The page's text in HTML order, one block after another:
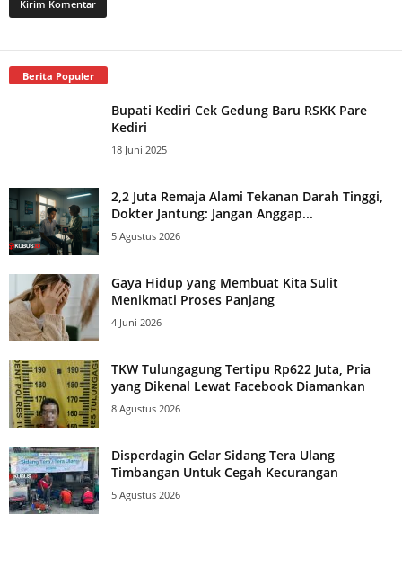
Berita Populer
Bupati Kediri Cek Gedung Baru RSKK Pare
Kediri
18 Juni 2025
2,2 Juta Remaja Alami Tekanan Darah Tinggi,
Dokter Jantung: Jangan Anggap...
5 Agustus 2026
Gaya Hidup yang Membuat Kita Sulit
Menikmati Proses Panjang
4 Juni 2026
TKW Tulungagung Tertipu Rp622 Juta, Pria
yang Dikenal Lewat Facebook Diamankan
8 Agustus 2026
Disperdagin Gelar Sidang Tera Ulang
Timbangan Untuk Cegah Kecurangan
5 Agustus 2026